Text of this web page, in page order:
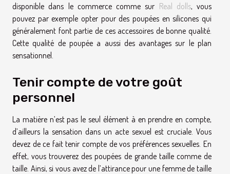
disponible dans le commerce comme sur Real dolls, vous
pouvez par exemple opter pour des poupées en silicones qui
généralement font partie de ces accessoires de bonne qualité.
Cette qualité de poupée a aussi des avantages sur le plan
sensationnel.
Tenir compte de votre goût
personnel
La matière n’est pas le seul élément à en prendre en compte,
d’ailleurs la sensation dans un acte sexuel est cruciale. Vous
devez de ce fait tenir compte de vos préférences sexuelles. En
effet, vous trouverez des poupées de grande taille comme de
taille. Ainsi, si vous avez de l’attirance pour une femme de taille